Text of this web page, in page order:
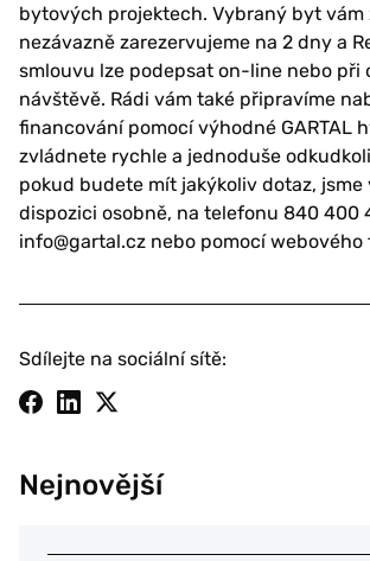
bytových projektech. Vybraný byt vám
nezávazně zarezervujeme na 2 dny a
smlouvu lze podepsat on-line nebo při
návštěvě. Rádi vám také připravíme
financování pomocí výhodné GARTAL
zvládnete rychle a jednoduše
pokud budete mít jakýkoliv dotaz, jsme
dispozici osobně, na telefonu 840 400
info@gartal.cz nebo pomocí webového
Sdílejte na sociální sítě:
Nejnovější